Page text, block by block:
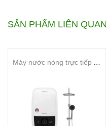
SẢN PHẨM LIÊN QUAN